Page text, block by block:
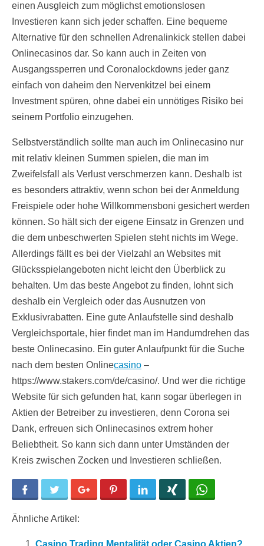
einen Ausgleich zum möglichst emotionslosen
Investieren kann sich jeder schaffen. Eine bequeme
Alternative für den schnellen Adrenalinkick stellen dabei
Onlinecasinos dar. So kann auch in Zeiten von
Ausgangssperren und Coronalockdowns jeder ganz
einfach von daheim den Nervenkitzel bei einem
Investment spüren, ohne dabei ein unnötiges Risiko bei
seinem Portfolio einzugehen.
Selbstverständlich sollte man auch im Onlinecasino nur
mit relativ kleinen Summen spielen, die man im
Zweifelsfall als Verlust verschmerzen kann. Deshalb ist
es besonders attraktiv, wenn schon bei der Anmeldung
Freispiele oder hohe Willkommensboni gesichert werden
können. So hält sich der eigene Einsatz in Grenzen und
die dem unbeschwerten Spielen steht nichts im Wege.
Allerdings fällt es bei der Vielzahl an Websites mit
Glücksspielangeboten nicht leicht den Überblick zu
behalten. Um das beste Angebot zu finden, lohnt sich
deshalb ein Vergleich oder das Ausnutzen von
Exklusivrabatten. Eine gute Anlaufstelle sind deshalb
Vergleichsportale, hier findet man im Handumdrehen das
beste Onlinecasino. Ein guter Anlaufpunkt für die Suche
nach dem besten Onlinecasino –
https://www.stakers.com/de/casino/. Und wer die richtige
Website für sich gefunden hat, kann sogar überlegen in
Aktien der Betreiber zu investieren, denn Corona sei
Dank, erfreuen sich Onlinecasinos extrem hoher
Beliebtheit. So kann sich dann unter Umständen der
Kreis zwischen Zocken und Investieren schließen.
Facebook Twitter Google+ Pinterest LinkedIn
Ähnliche Artikel: